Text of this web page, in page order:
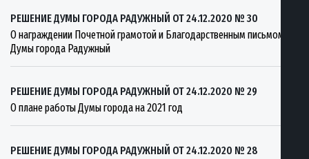
РЕШЕНИЕ ДУМЫ ГОРОДА РАДУЖНЫЙ ОТ 24.12.2020 № 30
О награждении Почетной грамотой и Благодарственным письмом
Думы города Радужный
РЕШЕНИЕ ДУМЫ ГОРОДА РАДУЖНЫЙ ОТ 24.12.2020 № 29
О плане работы Думы города на 2021 год
РЕШЕНИЕ ДУМЫ ГОРОДА РАДУЖНЫЙ ОТ 24.12.2020 № 28